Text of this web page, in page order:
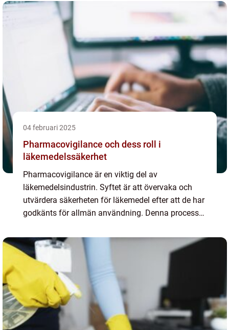
04 februari 2025
Pharmacovigilance och dess roll i
läkemedelssäkerhet
Pharmacovigilance är en viktig del av
läkemedelsindustrin. Syftet är att övervaka och
utvärdera säkerheten för läkemedel efter att de har
godkänts för allmän användning. Denna process